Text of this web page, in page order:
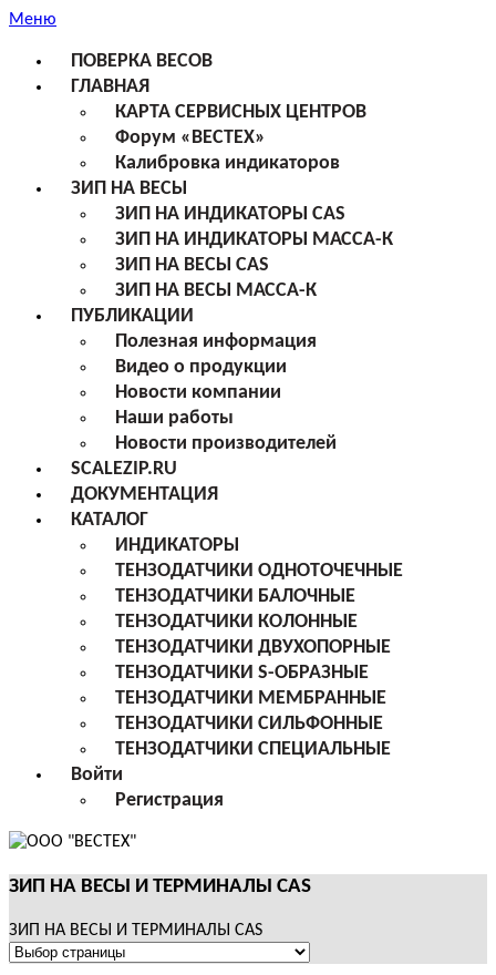
Меню
ПОВЕРКА ВЕСОВ
ГЛАВНАЯ
КАРТА СЕРВИСНЫХ ЦЕНТРОВ
Форум «ВЕСТЕХ»
Калибровка индикаторов
ЗИП НА ВЕСЫ
ЗИП НА ИНДИКАТОРЫ CAS
ЗИП НА ИНДИКАТОРЫ МАССА-К
ЗИП НА ВЕСЫ CAS
ЗИП НА ВЕСЫ МАССА-К
ПУБЛИКАЦИИ
Полезная информация
Видео о продукции
Новости компании
Наши работы
Новости производителей
SCALEZIP.RU
ДОКУМЕНТАЦИЯ
КАТАЛОГ
ИНДИКАТОРЫ
ТЕНЗОДАТЧИКИ ОДНОТОЧЕЧНЫЕ
ТЕНЗОДАТЧИКИ БАЛОЧНЫЕ
ТЕНЗОДАТЧИКИ КОЛОННЫЕ
ТЕНЗОДАТЧИКИ ДВУХОПОРНЫЕ
ТЕНЗОДАТЧИКИ S-ОБРАЗНЫЕ
ТЕНЗОДАТЧИКИ МЕМБРАННЫЕ
ТЕНЗОДАТЧИКИ СИЛЬФОННЫЕ
ТЕНЗОДАТЧИКИ СПЕЦИАЛЬНЫЕ
Войти
Регистрация
ЗИП НА ВЕСЫ И ТЕРМИНАЛЫ CAS
ЗИП НА ВЕСЫ И ТЕРМИНАЛЫ CAS